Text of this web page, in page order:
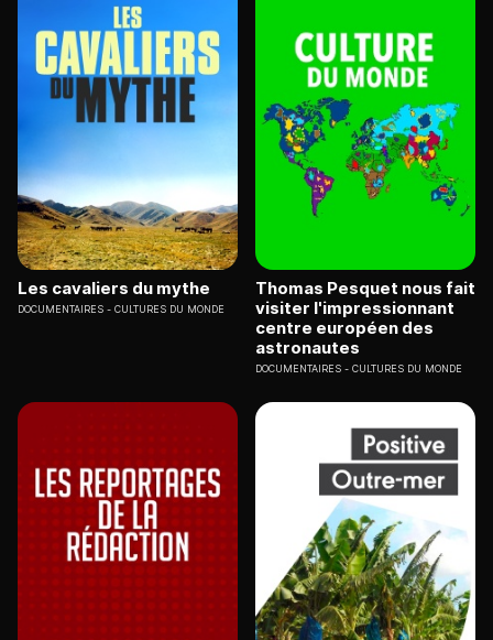
Les cavaliers du mythe
DOCUMENTAIRES CULTURES DU MONDE
Thomas Pesquet nous fait
visiter l'impressionnant
centre européen des
astronautes
DOCUMENTAIRES CULTURES DU MONDE